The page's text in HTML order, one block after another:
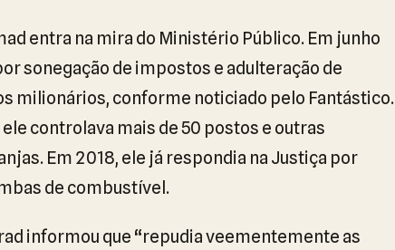
entra na mira do Ministério Público. Em junho
sonegação de impostos e adulteração de
milionários, conforme noticiado pelo Fantástico.
controlava mais de 50 postos e outras
Em 2018, ele já respondia na Justiça por
de combustível.
informou que “repudia veementemente as